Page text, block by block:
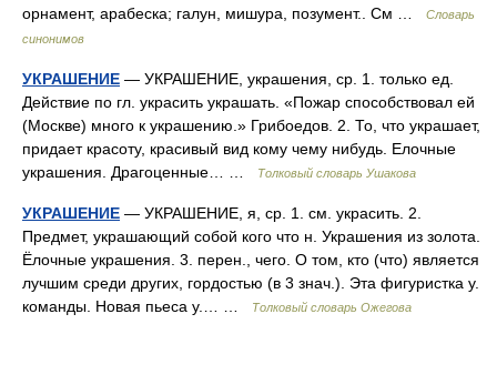
орнамент, арабеска; галун, мишура, позумент.. См …
Словарь
синонимов
УКРАШЕНИЕ — УКРАШЕНИЕ, украшения, ср. 1. только ед.
Действие по гл. украсить украшать. «Пожар способствовал ей
(Москве) много к украшению.» Грибоедов. 2. То, что украшает,
придает красоту, красивый вид кому чему нибудь. Елочные
украшения. Драгоценные… …
Толковый словарь Ушакова
УКРАШЕНИЕ — УКРАШЕНИЕ, я, ср. 1. см. украсить. 2.
Предмет, украшающий собой кого что н. Украшения из золота.
Ёлочные украшения. 3. перен., чего. О том, кто (что) является
лучшим среди других, гордостью (в 3 знач.). Эта фигуристка у.
команды. Новая пьеса у.… …
Толковый словарь Ожегова